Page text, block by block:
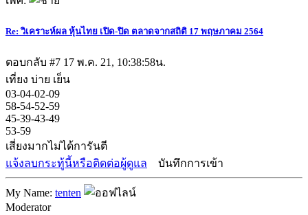
Re: วิเคราะห์ผล หุ้นไทย เปิด-ปิด ตลาดจากสถิติ 17 พฤษภาคม 2564
ตอบกลับ #7 17 พ.ค. 21, 10:38:58น.
เที่ยง บ่าย เย็น
03-04-02-09
58-54-52-59
45-39-43-49
53-59
เสี่ยงมากไม่ได้การันตี
แจ้งลบกระทู้นี้หรือติดต่อผู้ดูแล
บันทึกการเข้า
My Name: tenten
Moderator